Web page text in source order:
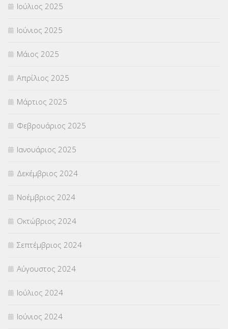
Ιούλιος 2025
Ιούνιος 2025
Μάιος 2025
Απρίλιος 2025
Μάρτιος 2025
Φεβρουάριος 2025
Ιανουάριος 2025
Δεκέμβριος 2024
Νοέμβριος 2024
Οκτώβριος 2024
Σεπτέμβριος 2024
Αύγουστος 2024
Ιούλιος 2024
Ιούνιος 2024